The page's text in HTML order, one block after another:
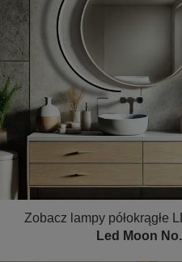
Zobacz lampy półokrągłe
Led Moon